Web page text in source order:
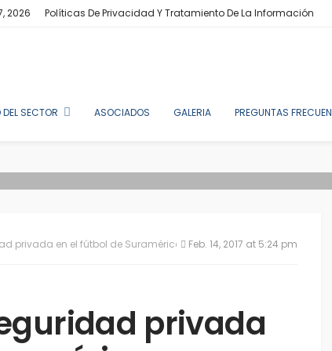
2026 Políticas De Privacidad Y Tratamiento De La Información
SECTOR ASOCIADOS GALERIA PREGUNTAS
privada en el fútbol de Suramérica Feb. 14, 2017 at 5:24 pm
privada